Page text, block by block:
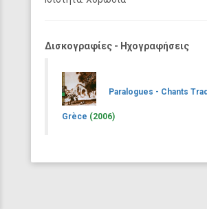
Δισκογραφίες - Ηχογραφήσεις
Paralogues - Chants
Grèce (2006)